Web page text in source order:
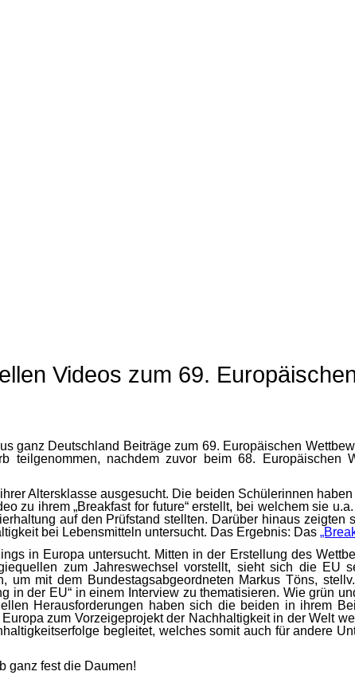
Videos zum 69.
ganz Deutschland Beiträge zum 69. Europäischen
nachdem zuvor beim 68. Europäischen
Altersklasse ausgesucht. Die beiden Schülerinnen
zu ihrem „Breakfast for future“ erstellt, bei welchem sie
auf den Prüfstand stellten. Darüber hinaus zeigten
bei Lebensmitteln untersucht. Das Ergebnis: Das
in Europa untersucht. Mitten in der Erstellung des
zum Jahreswechsel vorstellt, sieht sich die EU
mit dem Bundestagsabgeordneten Markus Töns,
in der EU“ in einem Interview zu thematisieren. Wie grün
Herausforderungen haben sich die beiden in ihrem
zum Vorzeigeprojekt der Nachhaltigkeit in der Welt
begleitet, welches somit auch für andere
ganz fest die Daumen!